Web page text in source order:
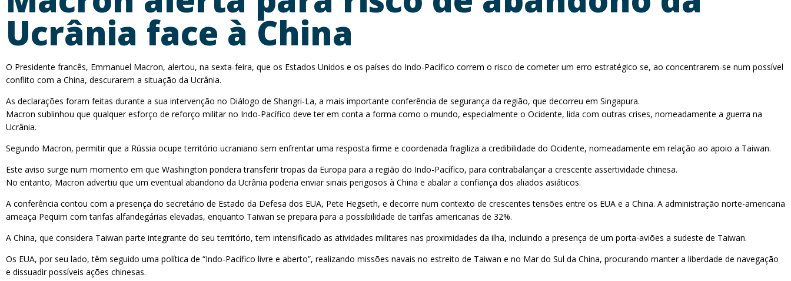
Ucrânia face à China
O Presidente francês, Emmanuel Macron, alertou, na sexta-feira, que os Estados Unidos e os países do Indo-Pacífico correm o risco de cometer um erro estratégico se, ao concentrarem-se num possível
conflito com a China, descurarem a situação da Ucrânia.
As declarações foram feitas durante a sua intervenção no Diálogo de Shangri-La, a mais importante conferência de segurança da região, que decorreu em Singapura.
Macron sublinhou que qualquer esforço de reforço militar no Indo-Pacífico deve ter em conta a forma como o mundo, especialmente o Ocidente, lida com outras crises, nomeadamente a guerra na
Ucrânia.
Segundo Macron, permitir que a Rússia ocupe território ucraniano sem enfrentar uma resposta firme e coordenada fragiliza a credibilidade do Ocidente, nomeadamente em relação ao apoio a Taiwan.
Este aviso surge num momento em que Washington pondera transferir tropas da Europa para a região do Indo-Pacífico, para contrabalançar a crescente assertividade chinesa.
No entanto, Macron advertiu que um eventual abandono da Ucrânia poderia enviar sinais perigosos à China e abalar a confiança dos aliados asiáticos.
A conferência contou com a presença do secretário de Estado da Defesa dos EUA, Pete Hegseth, e decorre num contexto de crescentes tensões entre os EUA e a China. A administração norte-americana
ameaça Pequim com tarifas alfandegárias elevadas, enquanto Taiwan se prepara para a possibilidade de tarifas americanas de 32%.
A China, que considera Taiwan parte integrante do seu território, tem intensificado as atividades militares nas proximidades da ilha, incluindo a presença de um porta-aviões a sudeste de Taiwan.
Os EUA, por seu lado, têm seguido uma política de “Indo-Pacífico livre e aberto”, realizando missões navais no estreito de Taiwan e no Mar do Sul da China, procurando manter a liberdade de navegação
e dissuadir possíveis ações chinesas.